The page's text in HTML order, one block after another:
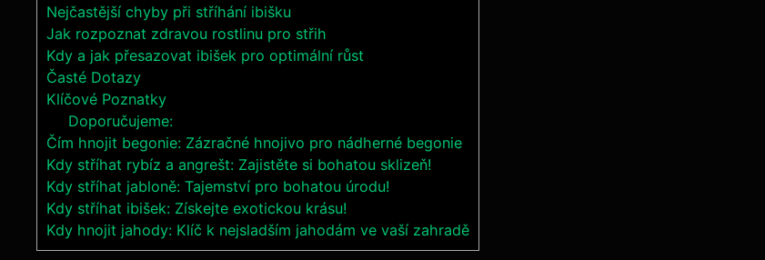
Nejčastější chyby při stříhání ibišku
Jak rozpoznat zdravou rostlinu pro střih
Kdy a jak přesazovat ibišek pro optimální růst
Časté Dotazy
Klíčové Poznatky
Doporučujeme:
Čím hnojit begonie: Zázračné hnojivo pro nádherné begonie
Kdy stříhat rybíz a angrešt: Zajistěte si bohatou sklizeň!
Kdy stříhat jabloně: Tajemství pro bohatou úrodu!
Kdy stříhat ibišek: Získejte exotickou krásu!
Kdy hnojit jahody: Klíč k nejsladším jahodám ve vaší zahradě